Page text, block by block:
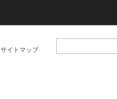
サイトマップ